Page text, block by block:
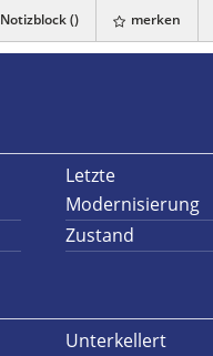
Notizblock () merken
Letzte
Modernisierung
Zustand
Unterkellert